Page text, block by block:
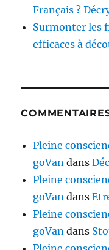
Français ?
Surmonter les
efficaces à
Pleine
goVan dans
Pleine
goVan dans
Pleine
goVan dans